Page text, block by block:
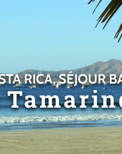
RICA, SÉJOUR